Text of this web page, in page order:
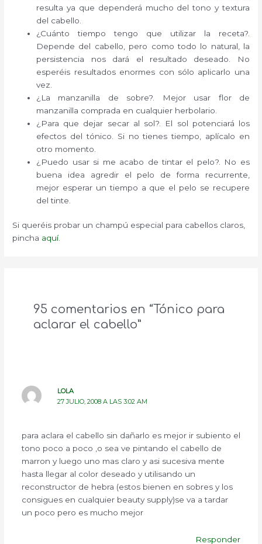
resulta ya que dependerá mucho del tono y textura
del cabello.
¿Cuánto tiempo tengo que utilizar la receta?.
Depende del cabello, pero como todo lo natural, la
persistencia nos dará el resultado deseado. No
esperéis resultados enormes con sólo aplicarlo una
vez.
¿La manzanilla de sobre?. Mejor usar flor de
manzanilla comprada en cualquier herbolario.
¿Para que dejar secar al sol?. El sol potenciará los
efectos del tónico. Si no tienes tiempo, aplícalo en
otro momento.
¿Puedo usar si me acabo de tintar el pelo?. No es
buena idea agredir el pelo de forma recurrente,
mejor esperar un tiempo a que el pelo se recupere
del tinte.
Si queréis probar un champú especial para cabellos claros,
pincha aquí.
95 comentarios en “Tónico para
aclarar el cabello”
LOLA
27 JULIO, 2008 A LAS 3:02 AM
para aclara el cabello sin dañarlo es mejor ir subiento el
tono poco a poco ,o sea ve pintando el cabello de
marron y luego uno mas claro y asi sucesiva mente
hasta llegar al color deseado y utilisando un
reconstructor de hebra (estos bienen en sobres y los
consigues en cualquier beauty supply)se va a tardar
un poco pero es mucho mejor
Responder